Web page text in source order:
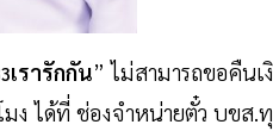
เรารักกัน” ไม่สามารถขอคืนเ
มง ได้ที่ ช่องจำหน่ายตั๋ว บขส.